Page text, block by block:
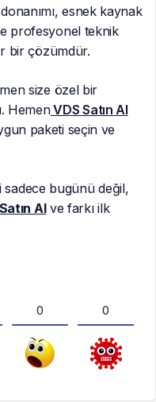
esnek kaynak
profesyonel teknik
bir çözümdür.
size özel bir
HemenVDS Satın Al
paketi seçin ve
sadece bugünü değil,
Alve farkı ilk
0 0